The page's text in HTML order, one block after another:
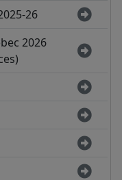
26
2026